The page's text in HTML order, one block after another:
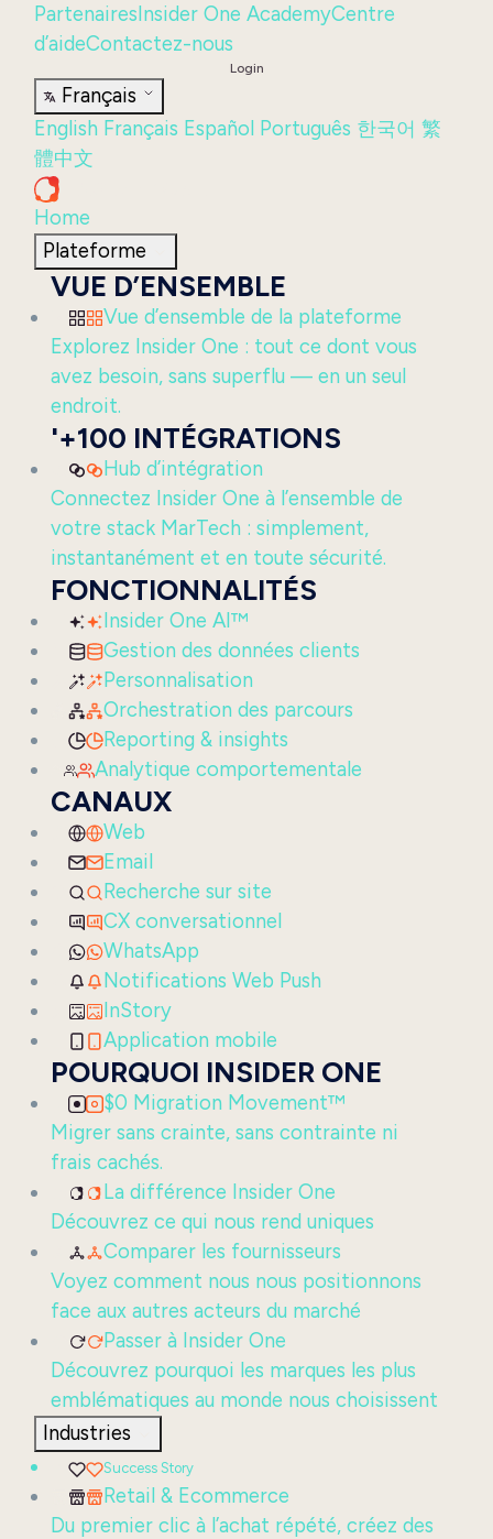
Partenaires Insider One AcademyCentre
d’aideContactez-nous
Login
Français
English Français Español Português 한국어 繁
體中文
Home
Plateforme
VUE D’ENSEMBLE
Vue d’ensemble de la plateforme
Explorez Insider One : tout ce dont vous
avez besoin, sans superflu — en un seul
endroit.
'+100 INTÉGRATIONS
Hub d’intégration
Connectez Insider One à l’ensemble de
votre stack MarTech : simplement,
instantanément et en toute sécurité.
FONCTIONNALITÉS
Insider One AI™
Gestion des données clients
Personnalisation
Orchestration des parcours
Reporting & insights
Analytique comportementale
CANAUX
Web
Email
Recherche sur site
CX conversationnel
WhatsApp
Notifications Web Push
InStory
Application mobile
POURQUOI INSIDER ONE
$0 Migration Movement™
Migrer sans crainte, sans contrainte ni
frais cachés.
La différence Insider One
Découvrez ce qui nous rend uniques
Comparer les fournisseurs
Voyez comment nous nous positionnons
face aux autres acteurs du marché
Passer à Insider One
Découvrez pourquoi les marques les plus
emblématiques au monde nous choisissent
Industries
Success Story
Retail & Ecommerce
Du premier clic à l’achat répété, créez des